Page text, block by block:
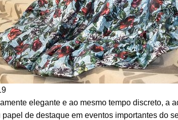
elegante e ao mesmo tempo discreto, a
de destaque em eventos importantes do